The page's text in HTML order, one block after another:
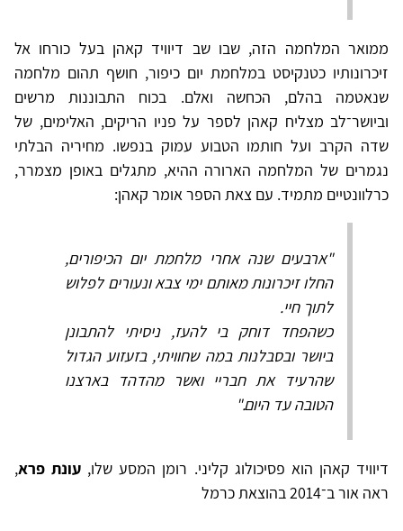
ממואר המלחמה הזה, שבו שב דיוויד קאהן בעל כורחו אל
זיכרונותיו כטנקיסט במלחמת יום כיפור, חושף תהום מלחמה
שנאטמה בהלם, הכחשה ואלם. בכוח התבוננות מרשים
וביושר־לב מצליח קאהן לספר על פניו הריקים, האלימים, של
שדה הקרב ועל חותמו הטבוע עמוק בנפשו. מחיריה הבלתי
נגמרים של המלחמה הארורה ההיא, מתגלים באופן מצמרר,
כרלוונטיים מתמיד. עם צאת הספר אומר קאהן:
"ארבעים שנה אחרי מלחמת יום הכיפורים,
החלו זיכרונות מאותם ימי צבא ונעורים לפלוש
לתוך חיי.
כשהפחד דוחק בי להעז, ניסיתי להתבונן
ביושר ובסבלנות במה שחוויתי, בזעזוע הגדול
שהרעיד את חבריי ואשר מהדהד בארצנו
הטובה עד היום."
דיוויד קאהן הוא פסיכולוג קליני. רומן המסע שלו, עונת פרא,
ראה אור ב־2014 בהוצאת כרמל